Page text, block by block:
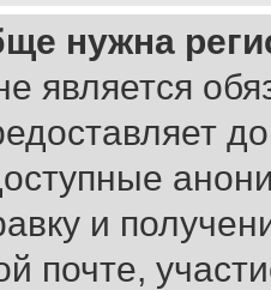
нужна
является
и
почте,